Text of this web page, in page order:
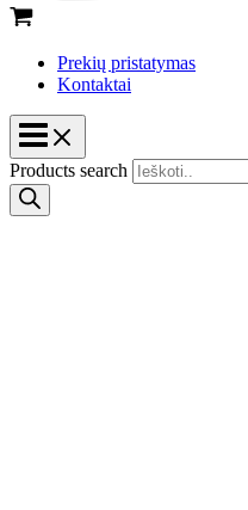
Prekių pristatymas
Kontaktai
Products search